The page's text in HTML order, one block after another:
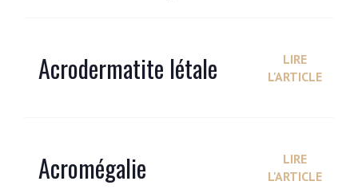
Acrodermatite létale
LIRE
L'ARTICLE
Acromégalie
LIRE
L'ARTICLE